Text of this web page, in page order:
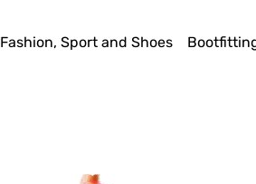
Fashion, Sport and Shoes